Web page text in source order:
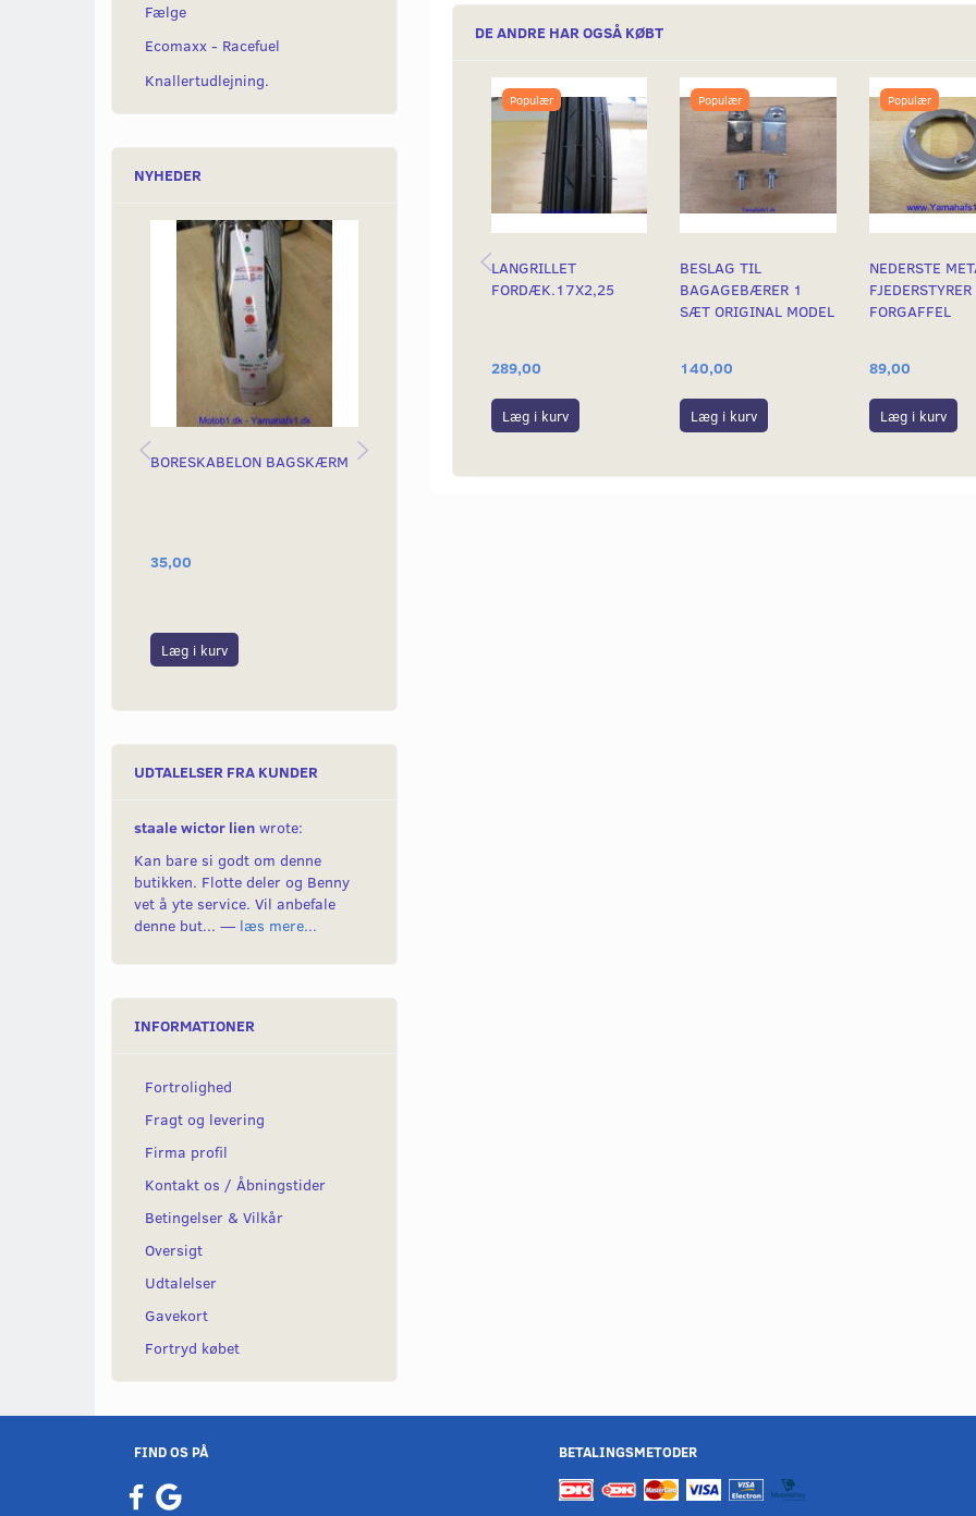
Fælge
Ecomaxx - Racefuel
Knallertudlejning.
NYHEDER
BORESKABELON BAGSKÆRM
35,00
Læg i kurv
UDTALELSER FRA KUNDER
staale wictor lien wrote:
Kan bare si godt om denne
butikken. Flotte deler og Benny
vet å yte service. Vil anbefale
denne but... — læs mere...
INFORMATIONER
Fortrolighed
Fragt og levering
Firma profil
Kontakt os / Åbningstider
Betingelser & Vilkår
Oversigt
Udtalelser
Gavekort
Fortryd købet
DE ANDRE HAR OGSÅ KØBT
Populær
LANGRILLET
FORDÆK.17X2,25
289,00
Læg i kurv
Populær
BESLAG TIL
BAGAGEBÆRER 1
SÆT ORIGINAL MODEL
140,00
Læg i kurv
Populær
NEDERSTE
FORGAFFEL
89,00
Læg i kurv
FIND OS PÅ BETALINGSMETODER